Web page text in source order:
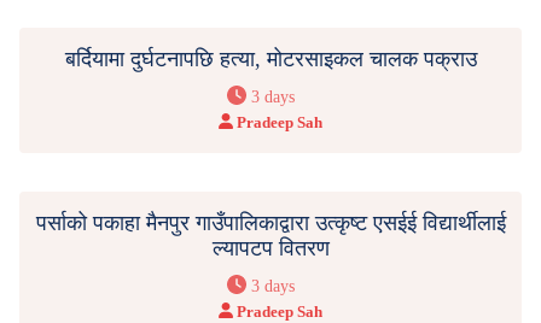
बर्दियामा दुर्घटनापछि हत्या, मोटरसाइकल चालक पक्राउ
3 days
Pradeep Sah
पर्साको पकाहा मैनपुर गाउँपालिकाद्वारा उत्कृष्ट एसईई विद्यार्थीलाई
ल्यापटप वितरण
3 days
Pradeep Sah